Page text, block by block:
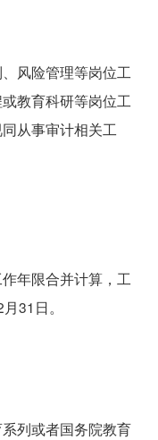
风险管理等岗位工
教育科研等岗位工
从事审计相关工
年限合并计算，工
31日。
列或者国务院教育